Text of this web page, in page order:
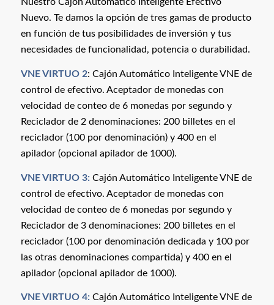
Nuestro Cajón Automático Inteligente Efectivo
Nuevo. Te damos la opción de tres gamas de producto
en función de tus posibilidades de inversión y tus
necesidades de funcionalidad, potencia o durabilidad.
VNEVIRTUO 2: Cajón Automático Inteligente VNE de
control de efectivo. Aceptador de monedas con
velocidad de conteo de 6 monedas por segundo y
Reciclador de 2 denominaciones: 200 billetes en el
reciclador (100 por denominación) y 400 en el
apilador (opcional apilador de 1000).
VNEVIRTUO 3:Cajón Automático Inteligente VNE de
control de efectivo. Aceptador de monedas con
velocidad de conteo de 6 monedas por segundo y
Reciclador de 3 denominaciones: 200 billetes en el
reciclador (100 por denominación dedicada y 100 por
las otras denominaciones compartida) y 400 en el
apilador (opcional apilador de 1000).
VNEVIRTUO 4:Cajón Automático Inteligente VNE de